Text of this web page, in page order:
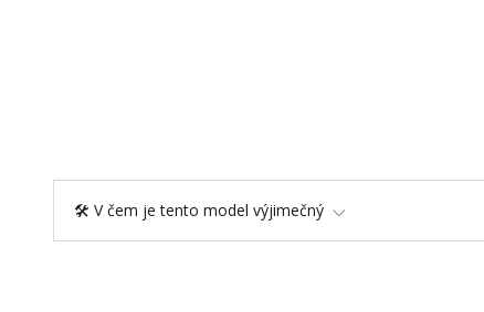
🛠️ V čem je tento model výjimečný